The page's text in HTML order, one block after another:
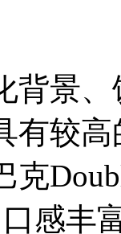
背景
有较
克
感丰